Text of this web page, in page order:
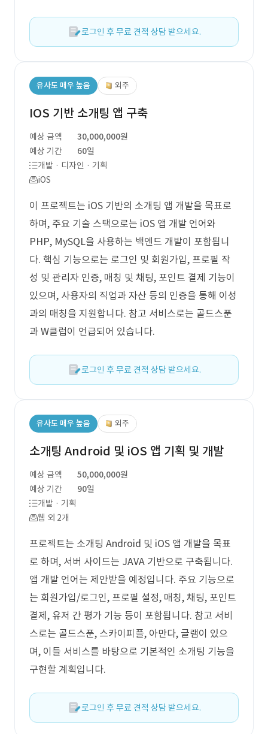
로그인 후 무료 견적 상담 받으세요.
유사도 매우 높음 외주
IOS 기반 소개팅 앱 구축
예상 금액
30,000,000원
예상 기간
60일
개발 · 디자인 · 기획
iOS
이 프로젝트는 iOS 기반의 소개팅 앱 개발을 목표로
하며, 주요 기술 스택으로는 iOS 앱 개발 언어와
PHP, MySQL을 사용하는 백엔드 개발이 포함됩니
다. 핵심 기능으로는 로그인 및 회원가입, 프로필 작
성 및 관리자 인증, 매칭 및 채팅, 포인트 결제 기능이
있으며, 사용자의 직업과 자산 등의 인증을 통해 이성
과의 매칭을 지원합니다. 참고 서비스로는 골드스푼
과 W클럽이 언급되어 있습니다.
로그인 후 무료 견적 상담 받으세요.
유사도 매우 높음 외주
소개팅 Android 및 iOS 앱 기획 및 개발
예상 금액
50,000,000원
예상 기간
90일
개발 · 기획
웹 외 2개
프로젝트는 소개팅 Android 및 iOS 앱 개발을 목표
로 하며, 서버 사이드는 JAVA 기반으로 구축됩니다.
앱 개발 언어는 제안받을 예정입니다. 주요 기능으로
는 회원가입/로그인, 프로필 설정, 매칭, 채팅, 포인트
결제, 유저 간 평가 기능 등이 포함됩니다. 참고 서비
스로는 골드스푼, 스카이피플, 아만다, 글램이 있으
며, 이들 서비스를 바탕으로 기본적인 소개팅 기능을
구현할 계획입니다.
로그인 후 무료 견적 상담 받으세요.